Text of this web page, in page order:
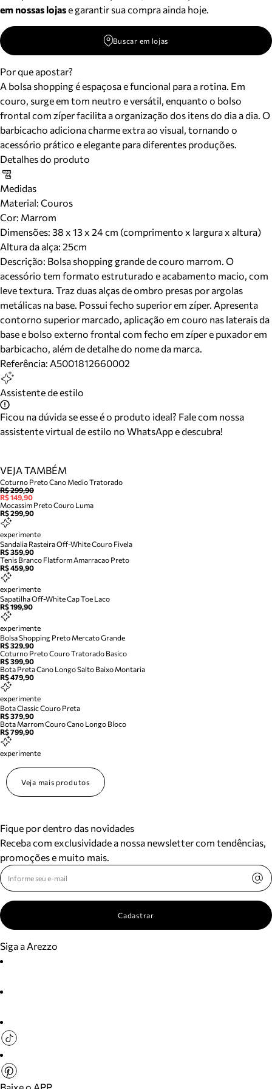
em nossas lojase garantir sua compra ainda hoje.
Buscar em lojas
Por que apostar?
A bolsa shopping é espaçosa e funcional para a rotina. Em
couro, surge em tom neutro e versátil, enquanto o bolso
frontal com zíper facilita a organização dos itens do dia a dia. O
barbicacho adiciona charme extra ao visual, tornando o
acessório prático e elegante para diferentes produções.
Detalhes do produto
Medidas
Material: Couros
Cor: Marrom
Dimensões: 38 x 13 x 24 cm (comprimento x largura x altura)
Altura da alça: 25cm
Descrição: Bolsa shopping grande de couro marrom. O
acessório tem formato estruturado e acabamento macio, com
leve textura. Traz duas alças de ombro presas por argolas
metálicas na base. Possui fecho superior em zíper. Apresenta
contorno superior marcado, aplicação em couro nas laterais da
base e bolso externo frontal com fecho em zíper e puxador em
barbicacho, além de detalhe do nome da marca.
Referência: A5001812660002
Assistente de estilo
Ficou na dúvida se esse é o produto ideal? Fale com nossa
assistente virtual de estilo no WhatsApp e descubra!
VEJA TAMBÉM
Coturno Preto Cano Medio Tratorado
R$ 299,90
R$ 149,90
Mocassim Preto Couro Luma
R$ 299,90
experimente
Sandalia Rasteira Off-White Couro Fivela
R$ 359,90
Tenis Branco Flatform Amarracao Preto
R$ 459,90
experimente
Sapatilha Off-White Cap Toe Laco
R$ 199,90
experimente
Bolsa Shopping Preto Mercato Grande
R$ 329,90
Coturno Preto Couro Tratorado Basico
R$ 399,90
Bota Preta Cano Longo Salto Baixo Montaria
R$ 479,90
experimente
Bota Classic Couro Preta
R$ 379,90
Bota Marrom Couro Cano Longo Bloco
R$ 799,90
experimente
Veja mais produtos
Fique por dentro das novidades
Receba com exclusividade a nossa newsletter com tendências,
promoções e muito mais.
Cadastrar
Siga a Arezzo